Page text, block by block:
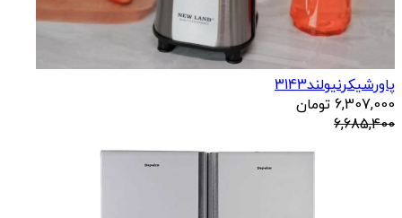
پاورشیکرنیولند3143
6,307,000 تومان
6,685,400